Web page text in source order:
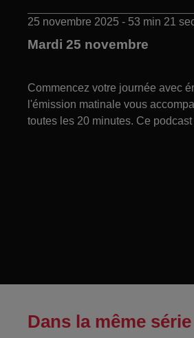
25 novembre 2025 - 53 min 21
Mardi 25 novembre
Commencez votre journée avec
l'émission matinale vous
toutes les 20 minutes. Ce
Dans la même série